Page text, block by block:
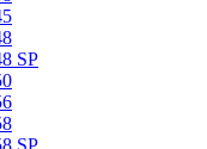
SP
SP